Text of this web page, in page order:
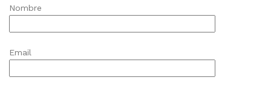
Nombre
Email